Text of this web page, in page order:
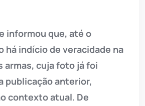
informou que, até o
há indício de veracidade na
armas, cuja foto já foi
publicação anterior,
contexto atual. De